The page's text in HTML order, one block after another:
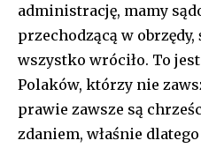
administrację, mamy
przechodzącą w obrzędy,
wszystko wróciło. To
Polaków, którzy nie
prawie zawsze są
zdaniem, właśnie